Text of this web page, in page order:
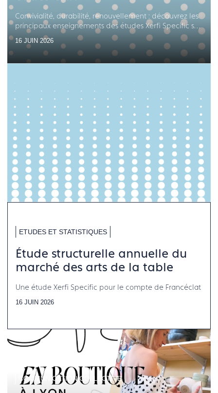
Convivialité, durabilité, renouvellement : découvrez les
principaux enseignements des études Xerfi Specific sur
les équipements en arts de la table
16 JUIN 2026
ETUDES ET STATISTIQUES
Étude structurelle annuelle du
marché des arts de la table
Une étude Xerfi Specific pour le compte de Francéclat
16 JUIN 2026
COMMUNICATION COLLECTIVE